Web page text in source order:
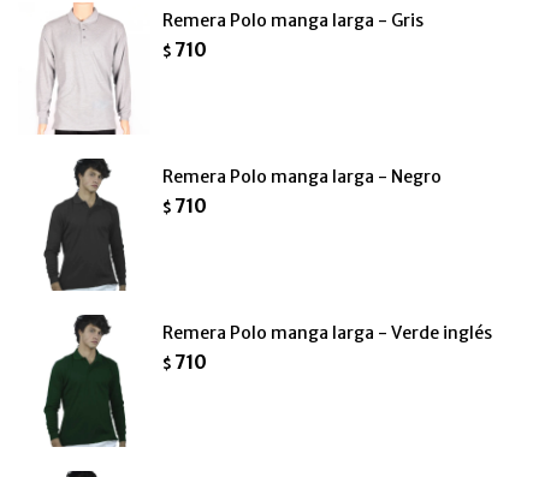
Remera Polo manga larga - Gris
$ 710
Remera Polo manga larga - Negro
$ 710
Remera Polo manga larga - Verde inglés
$ 710